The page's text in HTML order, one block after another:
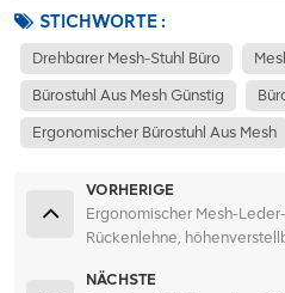
STICHWORTE :
Drehbarer Mesh-Stuhl Büro
Bürostuhl Aus Mesh Günstig
Ergonomischer Bürostuhl Aus Mesh
VORHERIGE
Ergonomischer Mesh-
Rückenlehne,
NÄCHSTE